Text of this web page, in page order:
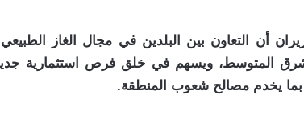
أن التعاون بين البلدين في مجال الغاز
المتوسط، ويسهم في خلق فرص استثمارية جديدة
بما يخدم مصالح شعوب المنطقة.